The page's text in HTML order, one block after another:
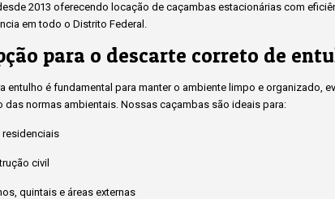
2013 oferecendo locação de caçambas estacionárias com
em todo o Distrito Federal.
para o descarte correto de
entulho é fundamental para manter o ambiente limpo e organizado,
das normas ambientais. Nossas caçambas são ideais para:
residenciais
civil
quintais e áreas externas